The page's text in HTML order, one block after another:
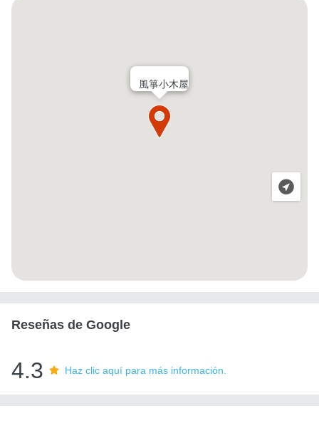
風箏小木屋
Reseñas de Google
4.3 Haz clic aquí para más información.